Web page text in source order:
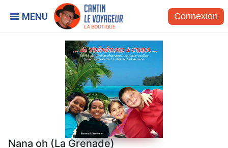
Connexion
Nana oh (La Grenade)